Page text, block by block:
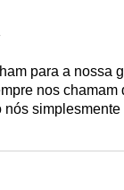
para a nossa
nos chamam
nós simplesmente